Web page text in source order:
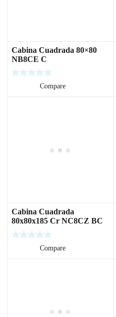
Cabina Cuadrada 80×80
NB8CE C
Compare
Cabina Cuadrada
80x80x185 Cr NC8CZ BC
Compare